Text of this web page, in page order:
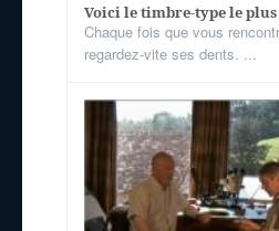
Voici le timbre-type le
Chaque fois que vous
regardez-vite ses dents. ...